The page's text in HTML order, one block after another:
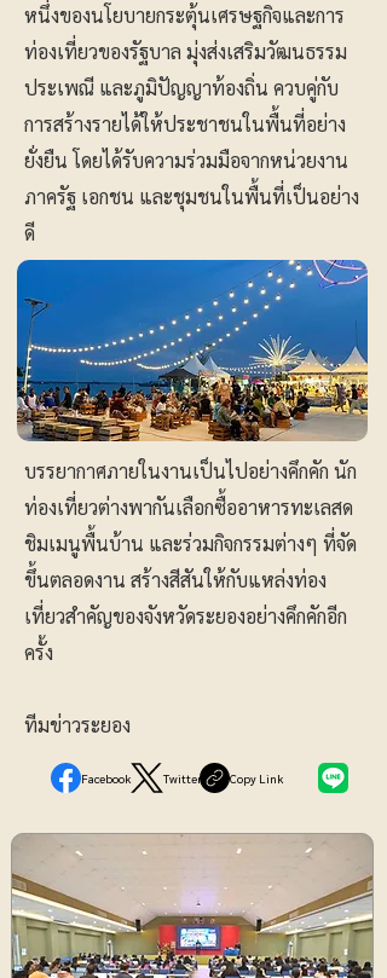
หนึ่งของนโยบายกระตุ้นเศรษฐกิจและการ
ท่องเที่ยวของรัฐบาล มุ่งส่งเสริมวัฒนธรรม
ประเพณี และภูมิปัญญาท้องถิ่น ควบคู่กับ
การสร้างรายได้ให้ประชาชนในพื้นที่อย่าง
ยั่งยืน โดยได้รับความร่วมมือจากหน่วยงาน
ภาครัฐ เอกชน และชุมชนในพื้นที่เป็นอย่าง
ดี
บรรยากาศภายในงานเป็นไปอย่างคึกคัก นัก
ท่องเที่ยวต่างพากันเลือกซื้ออาหารทะเลสด
ชิมเมนูพื้นบ้าน และร่วมกิจกรรมต่างๆ ที่จัด
ขึ้นตลอดงาน สร้างสีสันให้กับแหล่งท่อง
เที่ยวสำคัญของจังหวัดระยองอย่างคึกคักอีก
ครั้ง
ทีมข่าวระยอง
Facebook Twitter Copy Link